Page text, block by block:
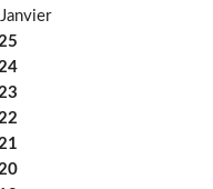
Janvier